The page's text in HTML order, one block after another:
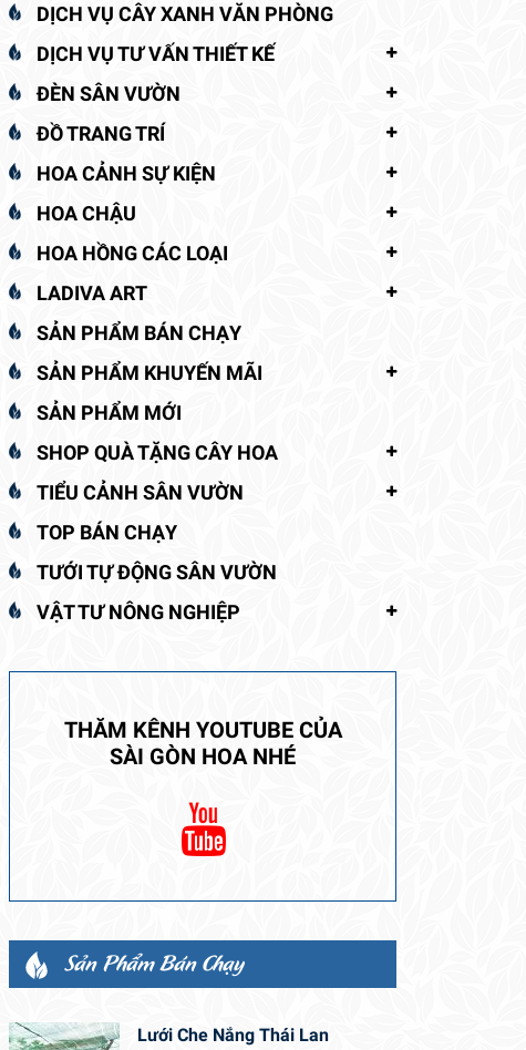
DỊCH VỤ CÂY XANH VĂN PHÒNG
DỊCH VỤ TƯ VẤN THIẾT KẾ
ĐÈN SÂN VƯỜN
ĐỒ TRANG TRÍ
HOA CẢNH SỰ KIỆN
HOA CHẬU
HOA HỒNG CÁC LOẠI
LADIVA ART
SẢN PHẨM BÁN CHẠY
SẢN PHẨM KHUYẾN MÃI
SẢN PHẨM MỚI
SHOP QUÀ TẶNG CÂY HOA
TIỂU CẢNH SÂN VƯỜN
TOP BÁN CHẠY
TƯỚI TỰ ĐỘNG SÂN VƯỜN
VẬT TƯ NÔNG NGHIỆP
THĂM KÊNH YOUTUBE CỦA
SÀI GÒN HOA NHÉ
Sản Phẩm Bán Chạy
Lưới Che Nắng Thái Lan